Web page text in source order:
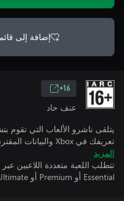
إضافة إلى
16+
عنف حاد
يتلقى ناشرو الألعاب التي تقوم
تعريفك في Xbox والبيانات المقترنة بينما تمارس الألعاب.
المزيد
Essential أو Premium أو Ultimate (اشتراكات تُباع بشكل منفصل).